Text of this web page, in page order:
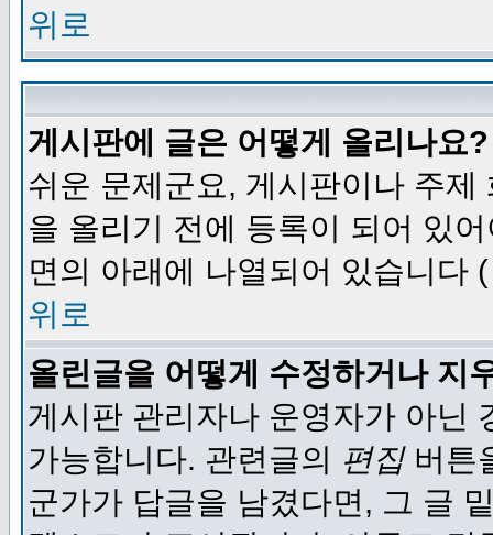
위로
게시판에 글은 어떻게 올리나요?
쉬운 문제군요, 게시판이나 주
을 올리기 전에 등록이 되어 있
면의 아래에 나열되어 있습니다 (
위로
올린글을 어떻게 수정하거나 지
게시판 관리자나 운영자가 아닌
가능합니다. 관련글의 편집버튼
군가가 답글을 남겼다면, 그 글